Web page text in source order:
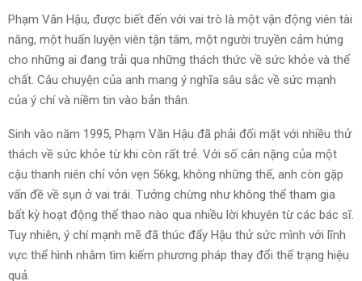
Phạm Văn Hậu, được biết đến với vai trò là một vận động viên tài
năng, một huấn luyện viên tận tâm, một người truyền cảm hứng
cho những ai đang trải qua những thách thức về sức khỏe và thể
chất. Câu chuyện của anh mang ý nghĩa sâu sắc về sức mạnh
của ý chí và niềm tin vào bản thân.
Sinh vào năm 1995, Phạm Văn Hậu đã phải đối mặt với nhiều thử
thách về sức khỏe từ khi còn rất trẻ. Với số cân nặng của một
cậu thanh niên chỉ vỏn vẹn 56kg, không những thế, anh còn gặp
vấn đề về sụn ở vai trái. Tưởng chừng như không thể tham gia
bất kỳ hoạt động thể thao nào qua nhiều lời khuyên từ các bác sĩ.
Tuy nhiên, ý chí mạnh mẽ đã thúc đẩy Hậu thử sức mình với lĩnh
vực thể hình nhằm tìm kiếm phương pháp thay đổi thể trạng hiệu
quả.